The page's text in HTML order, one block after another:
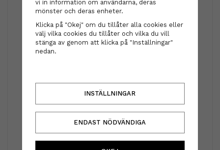
STMNT Grooming Goods - Fiber Pomade 100ml
285 kr
INFO KÖP
vi in information om användarna, deras
mönster och deras enheter.
Klicka på "Okej" om du tillåter alla cookies eller
välj vilka cookies du tillåter och vilka du vill
stänga av genom att klicka på "Inställningar"
nedan.
INSTÄLLNINGAR
ENDAST NÖDVÄNDIGA